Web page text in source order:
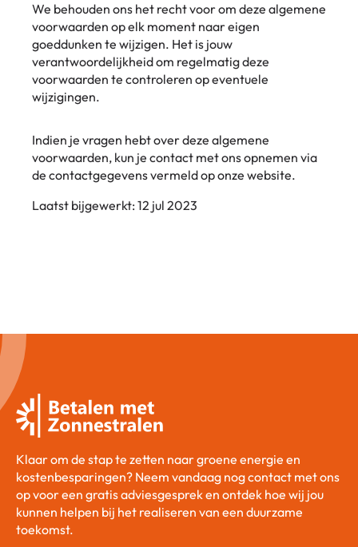
We behouden ons het recht voor om deze algemene
voorwaarden op elk moment naar eigen
goeddunken te wijzigen. Het is jouw
verantwoordelijkheid om regelmatig deze
voorwaarden te controleren op eventuele
wijzigingen.
Indien je vragen hebt over deze algemene
voorwaarden, kun je contact met ons opnemen via
de contactgegevens vermeld op onze website.
Laatst bijgewerkt: 12 jul 2023
Klaar om de stap te zetten naar groene energie en
kostenbesparingen? Neem vandaag nog contact met ons
op voor een gratis adviesgesprek en ontdek hoe wij jou
kunnen helpen bij het realiseren van een duurzame
toekomst.